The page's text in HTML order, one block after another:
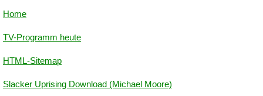
Home
TV-Programm heute
HTML-Sitemap
Slacker Uprising Download (Michael Moore)